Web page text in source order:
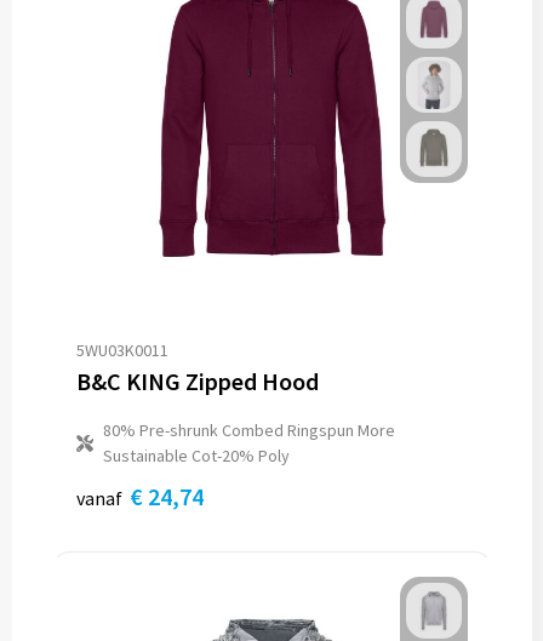
5WU03K0011
B&C KING Zipped Hood
80% Pre-shrunk Combed Ringspun More
Sustainable Cot-20% Poly
vanaf € 24,74